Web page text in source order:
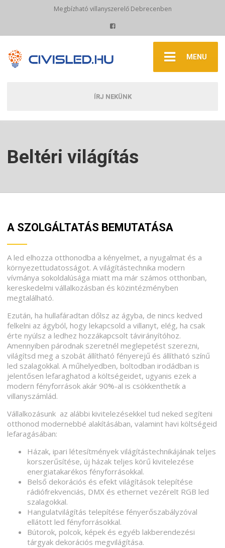
Megbízható villanyszerelő Debrecenben
MENU
ÍRJ NEKÜNK
Beltéri világítás
A SZOLGÁLTATÁS BEMUTATÁSA
A led elhozza otthonodba a kényelmet, a nyugalmat és a
környezettudatosságot. A világítástechnika modern
vívmánya sokoldalúsága miatt ma már számos otthonban,
kereskedelmi vállalkozásban és közintézményben
megtalálható.
Ezután, ha hullafáradtan dőlsz az ágyba, de nincs kedved
felkelni az ágyból, hogy lekapcsold a villanyt, elég, ha csak
érte nyúlsz a ledhez hozzákapcsolt távirányítóhoz.
Amennyiben párodnak szeretnél meglepetést szerezni,
világítsd meg a szobát állítható fényerejű és állítható színű
led szalagokkal. A műhelyedben, boltodban irodádban is
jelentősen lefaraghatod a költségeidet, ugyanis ezek a
modern fényforrások akár 90%-al is csökkenthetik a
villanyszámlád.
Vállalkozásunk az alábbi kivitelezésekkel tud neked segíteni
otthonod modernebbé alakításában, valamint havi költségeid
lefaragásában:
Házak, ipari létesítmények világítástechnikájának teljes
korszerűsítése, új házak teljes körű kivitelezése
energiatakarékos fényforrásokkal.
Belső dekorációs és efekt világítások telepítése
rádiófrekvenciás, DMX és ethernet vezérelt RGB led
szalagokkal.
Hangulatvilágítás telepítése fényerőszabályzóval
ellátott led fényforrásokkal.
Bútorok, polcok, képek és egyéb lakberendezési
tárgyak dekorációs megvilágítása.